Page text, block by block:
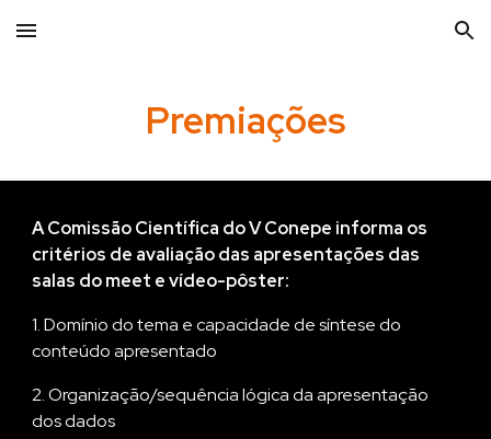
Skip to main content Skip to navigation
Premiações
A Comissão Científica do V Conepe informa os
critérios de avaliação das apresentações das
salas do meet e vídeo-pôster:
1. Domínio do tema e capacidade de síntese do
conteúdo apresentado
2. Organização/sequência lógica da apresentação
dos dados